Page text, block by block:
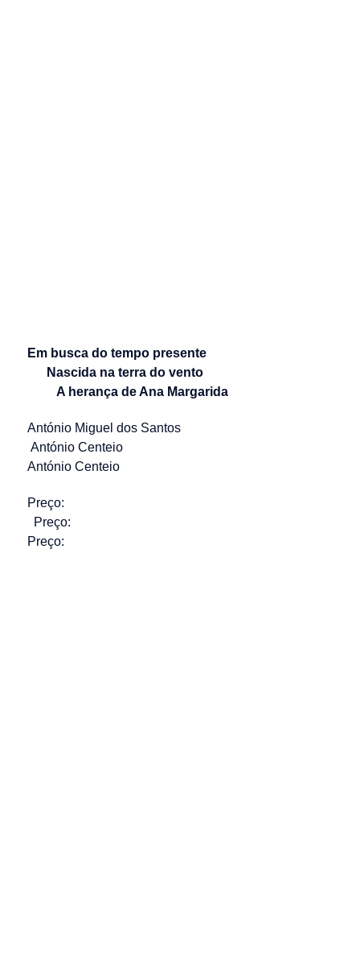
Em busca do tempo presente
Nascida na terra do vento
A herança de Ana Margarida
António Miguel dos Santos
António Centeio
António Centeio
Preço:
Preço:
Preço: